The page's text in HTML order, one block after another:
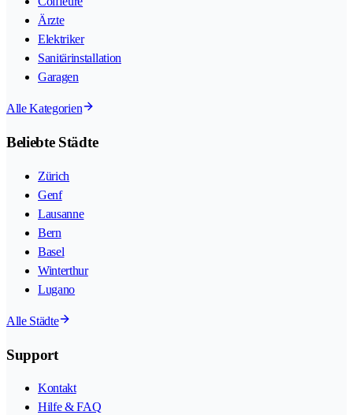
Ärzte
Elektriker
Sanitärinstallation
Garagen
Alle Kategorien
Beliebte Städte
Zürich
Genf
Lausanne
Bern
Basel
Winterthur
Lugano
Alle Städte
Support
Kontakt
Hilfe & FAQ